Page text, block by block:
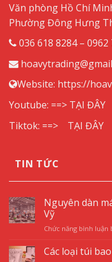
Văn phòng Hồ Chí
Phường Đông Hưng
036 618 8284 – 0962
Website: https://
Youtube: ==> TẠI ĐÂY
Tiktok: ==> TẠI ĐÂY
TIN TỨC
Nguyên dàn
Vỹ
Chức năng bình luận
Các loại túi